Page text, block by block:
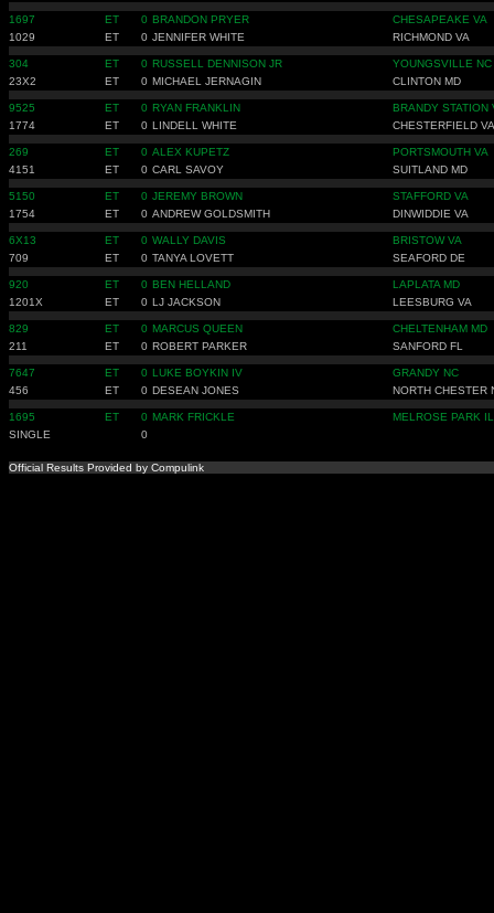
1697 ET 0 BRANDON PRYER
CHESAPEAKE VA
1029
ET 0 JENNIFER WHITE RICHMOND VA
304 ET 0 RUSSELL DENNISON JR
YOUNGSVILLE NC
23X2
ET 0 MICHAEL JERNAGIN CLINTON MD
9525 ET 0 RYAN FRANKLIN
BRANDY STATION
1774
ET 0 LINDELL WHITE CHESTERFIELD VA
269 ET 0 ALEX KUPETZ
PORTSMOUTH VA
4151
ET 0 CARL SAVOY SUITLAND MD
5150 ET 0 JEREMY BROWN
STAFFORD VA
1754
ET 0 ANDREW GOLDSMITH DINWIDDIE VA
6X13 ET 0 WALLY DAVIS
BRISTOW VA
709
ET 0 TANYA LOVETT SEAFORD DE
920 ET 0 BEN HELLAND
LAPLATA MD
1201X
ET 0 LJ JACKSON LEESBURG VA
829 ET 0 MARCUS QUEEN
CHELTENHAM MD
211
ET 0 ROBERT PARKER SANFORD FL
7647 ET 0 LUKE BOYKIN IV
GRANDY NC
456
ET 0 DESEAN JONES NORTH CHESTER
1695 ET 0 MARK FRICKLE
MELROSE PARK IL
SINGLE
0
Official Results Provided by Compulink